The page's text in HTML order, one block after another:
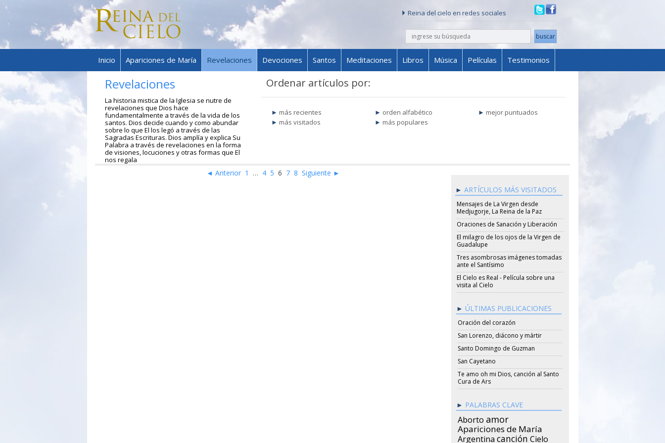
Reina del cielo en redes sociales
buscar
Skip to content
Inicio Apariciones de María Revelaciones Devociones Santos Meditaciones Libros Música Películas Testimonios
Revelaciones
La historia mistica de la Iglesia se nutre de
revelaciones que Dios hace
fundamentalmente a través de la vida de los
santos. Dios decide cuando y como abundar
sobre lo que El los legó a través de las
Sagradas Escrituras. Dios amplía y explica Su
Palabra a través de revelaciones en la forma
de visiones, locuciones y otras formas que El
nos regala
Ordenar artículos por:
más recientes
más visitados
orden alfabético
más populares
mejor puntuados
◄ Anterior 1 … 4 5 6 7 8 Siguiente ►
ARTÍCULOS MÁS VISITADOS
Mensajes de La Virgen desde
Medjugorje, La Reina de la Paz
Oraciones de Sanación y Liberación
El milagro de los ojos de la Virgen de
Guadalupe
Tres asombrosas imágenes tomadas
ante el Santísimo
El Cielo es Real - Película sobre una
visita al Cielo
ÚLTIMAS PUBLICACIONES
Oración del corazón
San Lorenzo, diácono y mártir
Santo Domingo de Guzman
San Cayetano
Te amo oh mi Dios, canción al Santo
Cura de Ars
PALABRAS CLAVE
Aborto amor
Apariciones de María
Argentina canción Cielo